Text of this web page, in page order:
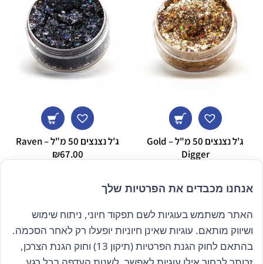
ג'ל נצנצים 50 מ"ל – Gold
Digger
ג'ל נצנצים 50 מ"ל – Raven
₪67.00
הרשם לניוזלטר שלנו
אנחנו מכבדים את הפרטיות שלך
האתר משתמש בעוגיות לשם תפקוד חיוני, ניתוח שימוש
ושיווק מותאם. עוגיות שאינן חיוניות יופעלו רק לאחר הסכמה.
בהתאם לחוק הגנת הפרטיות (תיקון 13) וחוק הגנת הצרכן,